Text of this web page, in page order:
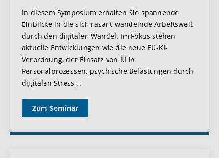
In diesem Symposium erhalten Sie spannende
Einblicke in die sich rasant wandelnde Arbeitswelt
durch den digitalen Wandel. Im Fokus stehen
aktuelle Entwicklungen wie die neue EU-KI-
Verordnung, der Einsatz von KI in
Personalprozessen, psychische Belastungen durch
digitalen Stress,…
Zum Seminar